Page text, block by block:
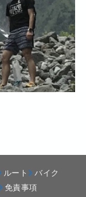
ルート
バイク
免責事項